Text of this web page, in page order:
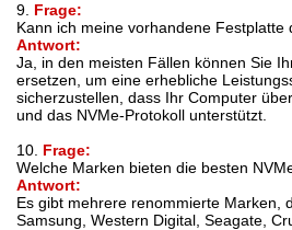
9. Frage:
Kann ich meine vorhandene
Antwort:
Ja, in den meisten Fällen können Sie
ersetzen, um eine erhebliche
sicherzustellen, dass Ihr Computer
und das NVMe-Protokoll unterstützt.
10. Frage:
Welche Marken bieten die besten
Antwort:
Es gibt mehrere renommierte Marken,
Samsung, Western Digital, Seagate,